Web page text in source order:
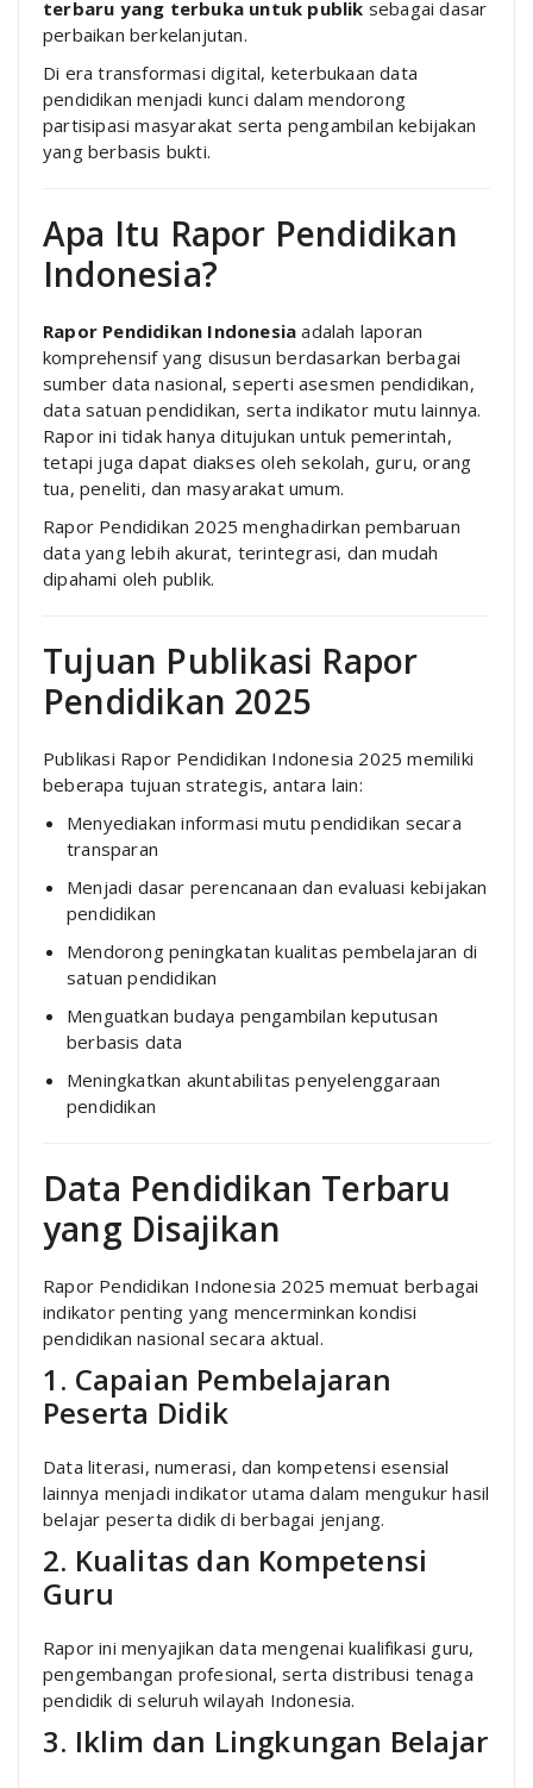
terbaru yang terbuka untuk publik sebagai dasar
perbaikan berkelanjutan.
Di era transformasi digital, keterbukaan data
pendidikan menjadi kunci dalam mendorong
partisipasi masyarakat serta pengambilan kebijakan
yang berbasis bukti.
Apa Itu Rapor Pendidikan
Indonesia?
Rapor Pendidikan Indonesia adalah laporan
komprehensif yang disusun berdasarkan berbagai
sumber data nasional, seperti asesmen pendidikan,
data satuan pendidikan, serta indikator mutu lainnya.
Rapor ini tidak hanya ditujukan untuk pemerintah,
tetapi juga dapat diakses oleh sekolah, guru, orang
tua, peneliti, dan masyarakat umum.
Rapor Pendidikan 2025 menghadirkan pembaruan
data yang lebih akurat, terintegrasi, dan mudah
dipahami oleh publik.
Tujuan Publikasi Rapor
Pendidikan 2025
Publikasi Rapor Pendidikan Indonesia 2025 memiliki
beberapa tujuan strategis, antara lain:
Menyediakan informasi mutu pendidikan secara
transparan
Menjadi dasar perencanaan dan evaluasi kebijakan
pendidikan
Mendorong peningkatan kualitas pembelajaran di
satuan pendidikan
Menguatkan budaya pengambilan keputusan
berbasis data
Meningkatkan akuntabilitas penyelenggaraan
pendidikan
Data Pendidikan Terbaru
yang Disajikan
Rapor Pendidikan Indonesia 2025 memuat berbagai
indikator penting yang mencerminkan kondisi
pendidikan nasional secara aktual.
1. Capaian Pembelajaran
Peserta Didik
Data literasi, numerasi, dan kompetensi esensial
lainnya menjadi indikator utama dalam mengukur hasil
belajar peserta didik di berbagai jenjang.
2. Kualitas dan Kompetensi
Guru
Rapor ini menyajikan data mengenai kualifikasi guru,
pengembangan profesional, serta distribusi tenaga
pendidik di seluruh wilayah Indonesia.
3. Iklim dan Lingkungan Belajar